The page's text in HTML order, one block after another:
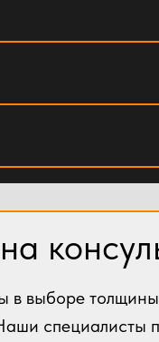
в выборе
специалисты